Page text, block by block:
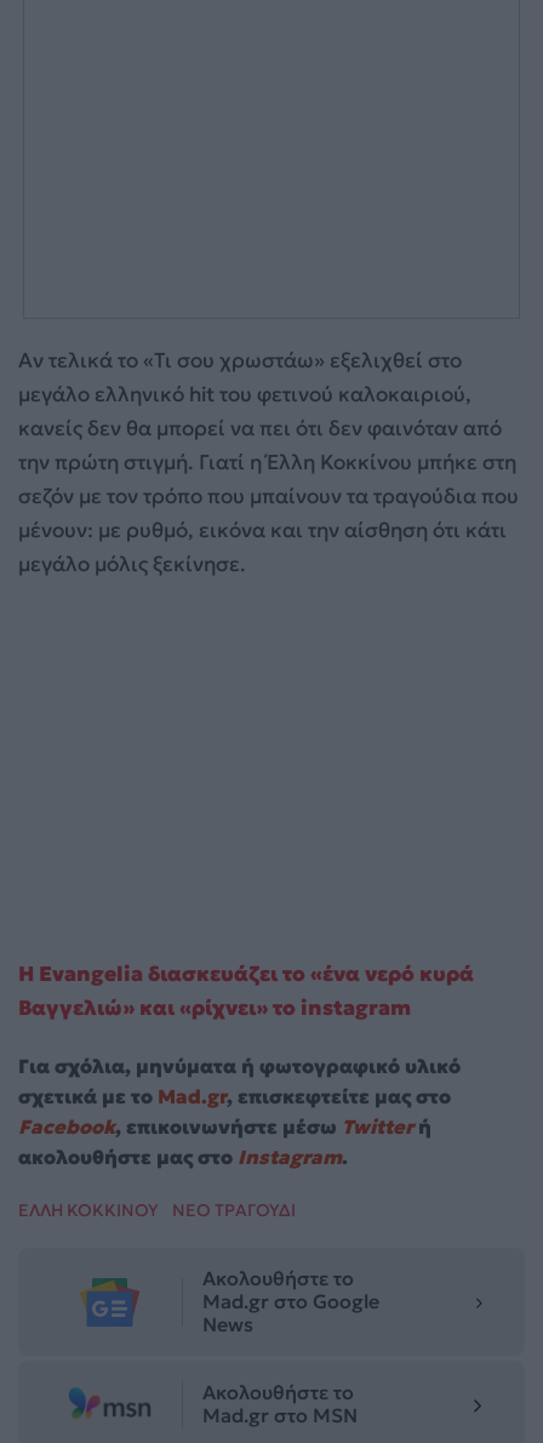
Αν τελικά το «Τι σου χρωστάω» εξελιχθεί στο
μεγάλο ελληνικό hit του φετινού καλοκαιριού,
κανείς δεν θα μπορεί να πει ότι δεν φαινόταν από
την πρώτη στιγμή. Γιατί η Έλλη Κοκκίνου μπήκε στη
σεζόν με τον τρόπο που μπαίνουν τα τραγούδια που
μένουν: με ρυθμό, εικόνα και την αίσθηση ότι κάτι
μεγάλο μόλις ξεκίνησε.
Η Evangelia διασκευάζει το «ένα νερό κυρά
Βαγγελιώ» και «ρίχνει» το instagram
Για σχόλια, μηνύματα ή φωτογραφικό υλικό
σχετικά με το Mad.gr, επισκεφτείτε μας στο
Facebook, επικοινωνήστε μέσω Twitterή
ακολουθήστε μας στο Instagram.
ΕΛΛΗ ΚΟΚΚΙΝΟΥ ΝΕΟ ΤΡΑΓΟΥΔΙ
Ακολουθήστε το
Mad.gr στο Google
News
Ακολουθήστε το
Mad.gr στο MSN